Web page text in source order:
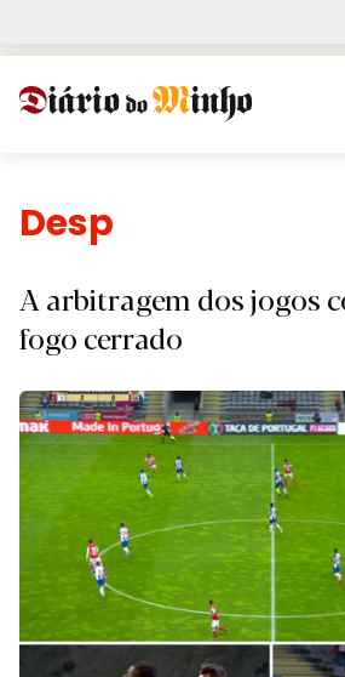
Desporto.
A arbitragem dos jogos
fogo cerrado